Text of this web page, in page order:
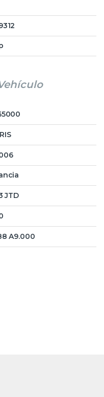
JTD
A9.000